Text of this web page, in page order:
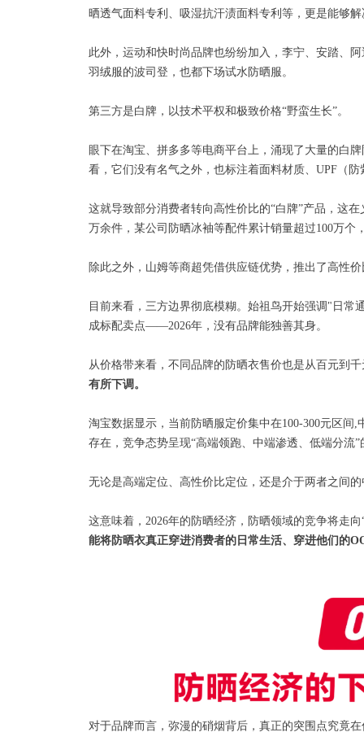
晒透气面料专利、吸湿抗汗渍面料专利等，更是能够
此外，运动和快时尚品牌也纷纷加入，李宁、安踏、
羽绒服的波司登，也都下场试水防晒服。
第三方是白牌，以技术平权和极致价格“野蛮生长”。
眼下在淘宝、拼多多等电商平台上，涌现了大量的白
看，它们没有名气之外，也标注着面料材质、UPF（
这就导致部分消费者转向高性价比的“白牌”产品，这
万余件，某公司防晒冰袖等配件累计销量超过100万个
除此之外，山姆等商超凭借供应链优势，推出了高性
目前来看，三方边界彻底模糊。始祖鸟开始强调"日
成标配卖点——2026年，没有品牌能独善其身。
从价格带来看，不同品牌的防晒衣售价也是从百元到
有所下调。
淘宝数据显示，当前防晒服定价集中在100-300元区间
存在，竞争态势呈现“高端领跑、中端渗透、低端分流
无论是高端定位、高性价比定位，还是介于两者之间
这意味着，2026年的防晒经济，防晒领域的竞争将走
能将防晒衣真正穿进消费者的日常生活、穿进他们的
对于品牌而言，弥漫的硝烟背后，真正的突围点究竟